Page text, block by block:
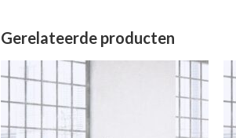
Gerelateerde producten